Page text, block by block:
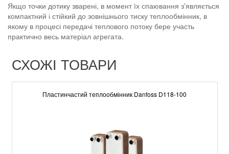
Якщо точки дотику зварені, в момент їх спаювання з'являється
компактний і стійкий до зовнішнього тиску теплообмінник, в
якому в процесі передачі теплового потоку бере участь
практично весь матеріал агрегата.
СХОЖІ ТОВАРИ
Пластинчастий теплообмінник Danfoss D118-100